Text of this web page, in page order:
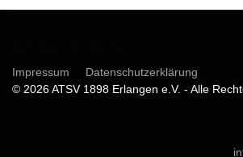
Impressum
Datenschutzerklärung
© 2026 ATSV 1898 Erlangen e.V. - Alle